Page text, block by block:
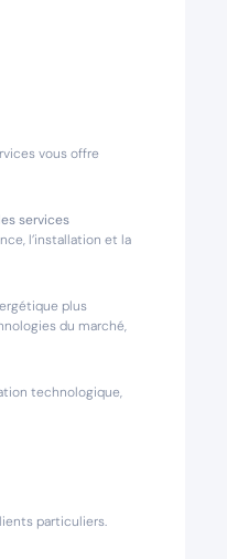
vous offre
services
l’installation et la
plus
du marché,
technologique,
particuliers.